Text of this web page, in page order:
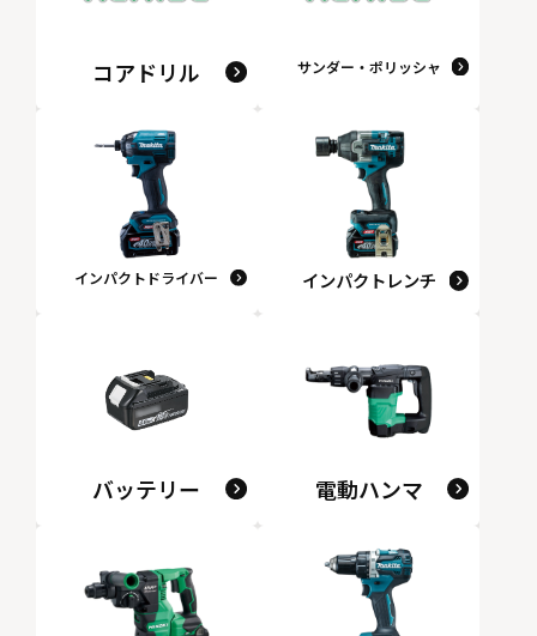
コアドリル サンダー・ポリッシャ
インパクトドライバー インパクトレンチ
バッテリー 電動ハンマ